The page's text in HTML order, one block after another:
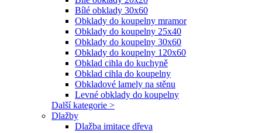
Bílé obklady 30x60
Obklady do koupelny mramor
Obklady do koupelny 25x40
Obklady do koupelny 30x60
Obklady do koupelny 120x60
Obklad cihla do kuchyně
Obklad cihla do koupelny
Obkladové lamely na stěnu
Levné obklady do koupelny
Další kategorie >
Dlažby
Dlažba imitace dřeva